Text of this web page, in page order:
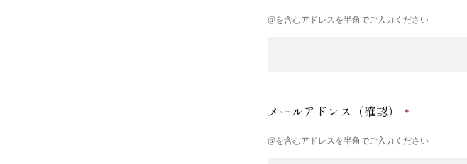
@を含むアドレスを半角でご入力ください
メールアドレス（確認）
@を含むアドレスを半角でご入力ください